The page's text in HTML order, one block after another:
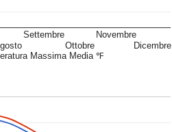
Massima Media ℉
Settembre
Ottobre
Novembre
Dicembre